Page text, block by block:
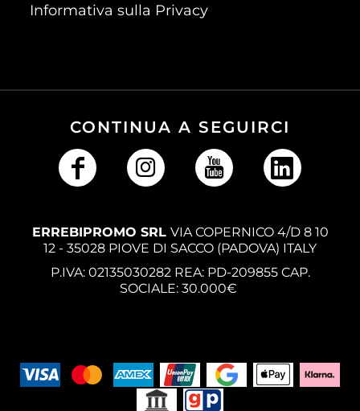
Informativa sulla Privacy
CONTINUA A SEGUIRCI
ERREBIPROMO SRL VIA COPERNICO 4/D 8 10
12 - 35028 PIOVE DI SACCO (PADOVA) ITALY
P.IVA: 02135030282 REA: PD-209855 CAP.
SOCIALE: 30.000€